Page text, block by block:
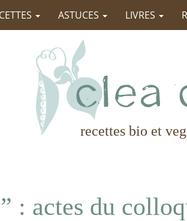
ASTUCES LIVRES
recettes bio et
: actes du